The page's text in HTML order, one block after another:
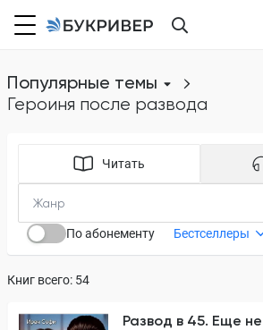
Популярные темы
героиня после развода
Читать
По абонементу Бестселлеры
Книг всего: 54
Развод в 45. Еще